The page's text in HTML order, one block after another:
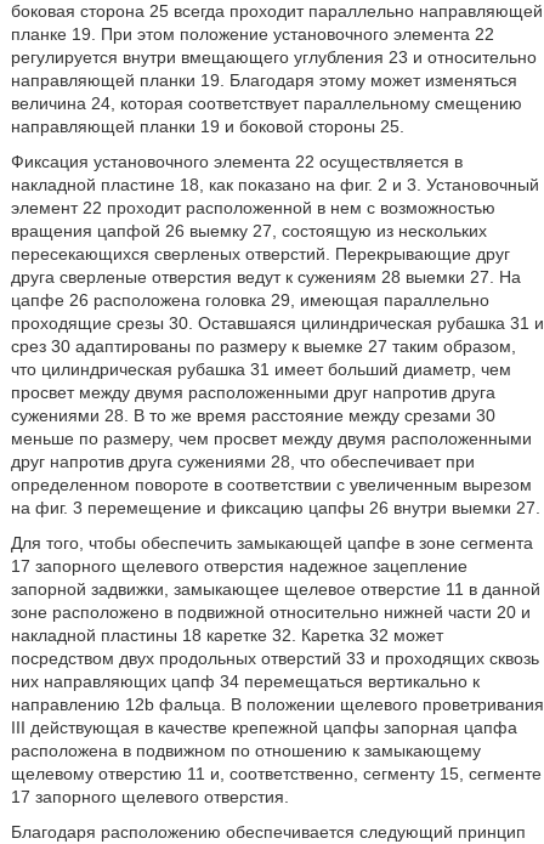
боковая сторона 25 всегда проходит параллельно направляющей
планке 19. При этом положение установочного элемента 22
регулируется внутри вмещающего углубления 23 и относительно
направляющей планки 19. Благодаря этому может изменяться
величина 24, которая соответствует параллельному смещению
направляющей планки 19 и боковой стороны 25.
Фиксация установочного элемента 22 осуществляется в
накладной пластине 18, как показано на фиг. 2 и 3. Установочный
элемент 22 проходит расположенной в нем с возможностью
вращения цапфой 26 выемку 27, состоящую из нескольких
пересекающихся сверленых отверстий. Перекрывающие друг
друга сверленые отверстия ведут к сужениям 28 выемки 27. На
цапфе 26 расположена головка 29, имеющая параллельно
проходящие срезы 30. Оставшаяся цилиндрическая рубашка 31 и
срез 30 адаптированы по размеру к выемке 27 таким образом,
что цилиндрическая рубашка 31 имеет больший диаметр, чем
просвет между двумя расположенными друг напротив друга
сужениями 28. В то же время расстояние между срезами 30
меньше по размеру, чем просвет между двумя расположенными
друг напротив друга сужениями 28, что обеспечивает при
определенном повороте в соответствии с увеличенным вырезом
на фиг. 3 перемещение и фиксацию цапфы 26 внутри выемки 27.
Для того, чтобы обеспечить замыкающей цапфе в зоне сегмента
17 запорного щелевого отверстия надежное зацепление
запорной задвижки, замыкающее щелевое отверстие 11 в данной
зоне расположено в подвижной относительно нижней части 20 и
накладной пластины 18 каретке 32. Каретка 32 может
посредством двух продольных отверстий 33 и проходящих сквозь
них направляющих цапф 34 перемещаться вертикально к
направлению 12b фальца. В положении щелевого проветривания
III действующая в качестве крепежной цапфы запорная цапфа
расположена в подвижном по отношению к замыкающему
щелевому отверстию 11 и, соответственно, сегменту 15, сегменте
17 запорного щелевого отверстия.
Благодаря расположению обеспечивается следующий принцип